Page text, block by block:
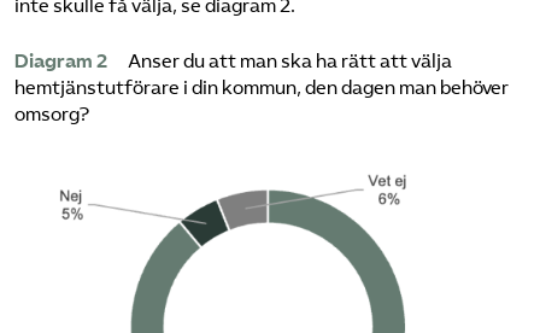
inte skulle få välja, se diagram 2.
Diagram 2 Anser du att man ska ha rätt att välja
hemtjänstutförare i din kommun, den dagen man behöver
omsorg?